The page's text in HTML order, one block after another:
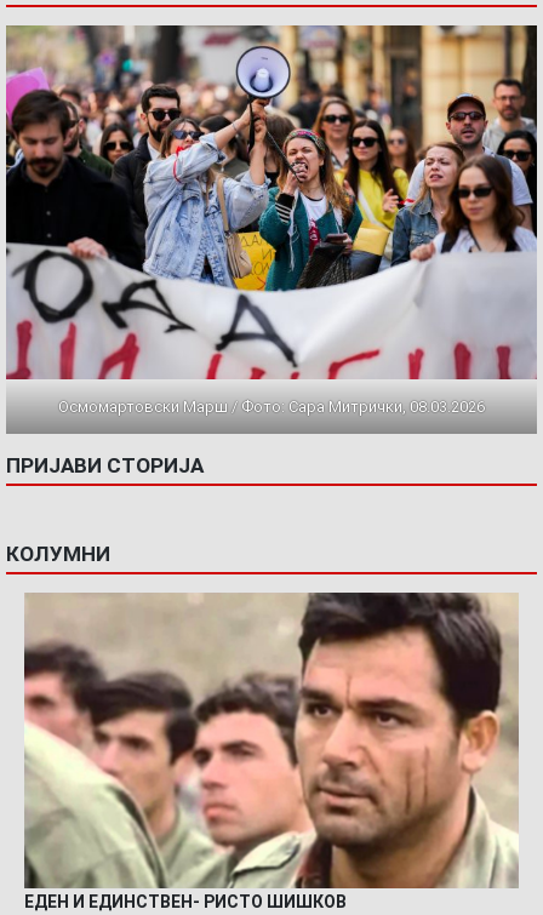
Осмомартовски Марш / Фото: Сара Митрички, 08.03.2026
ПРИЈАВИ СТОРИЈА
КОЛУМНИ
ЕДЕН И ЕДИНСТВЕН- РИСТО ШИШКОВ